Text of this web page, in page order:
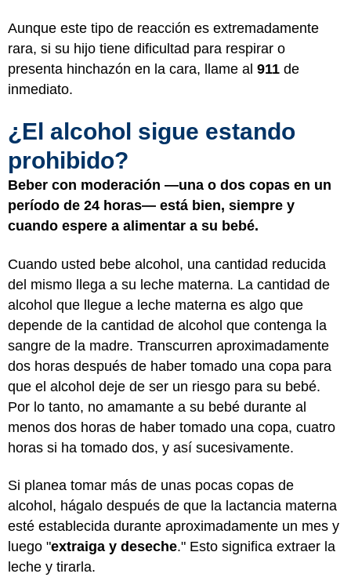
Aunque este tipo de reacción es extremadamente
rara, si su hijo tiene dificultad para respirar o
presenta hinchazón en la cara, llame al 911 de
inmediato.
¿El alcohol sigue estando
prohibido?
Beber con moderación —una o dos copas en un
período de 24 horas— está bien, siempre y
cuando espere a alimentar a su bebé.
Cuando usted bebe alcohol, una cantidad reducida
del mismo llega a su leche materna. La cantidad de
alcohol que llegue a leche materna es algo que
depende de la cantidad de alcohol que contenga la
sangre de la madre. Transcurren aproximadamente
dos horas después de haber tomado una copa para
que el alcohol deje de ser un riesgo para su bebé.
Por lo tanto, no amamante a su bebé durante al
menos dos horas de haber tomado una copa, cuatro
horas si ha tomado dos, y así sucesivamente.
Si planea tomar más de unas pocas copas de
alcohol, hágalo después de que la lactancia materna
esté establecida durante aproximadamente un mes y
luego "extraiga y deseche." Esto significa extraer la
leche y tirarla.